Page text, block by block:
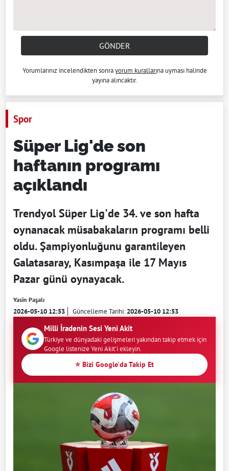
GÖNDER
Yorumlarınız incelendikten sonrayorum kurallarına uyması halinde
yayına alıncaktır.
Spor
Süper Lig'de son
haftanın programı
açıklandı
Trendyol Süper Lig'de 34. ve son hafta
oynanacak müsabakaların programı belli
oldu. Şampiyonluğunu garantileyen
Galatasaray, Kasımpaşa ile 17 Mayıs
Pazar günü oynayacak.
Yasin Paşalı
2026-05-10 12:53 Güncelleme Tarihi:2026-05-10 12:53
Milli İradenin Sesi Yeni Akit
Türkiye ve dünyadaki gelişmeleri yakından takip etmek için
Google listenize Yeni Akit'i ekleyin.
⭐ Bizi Google'da Takip Et